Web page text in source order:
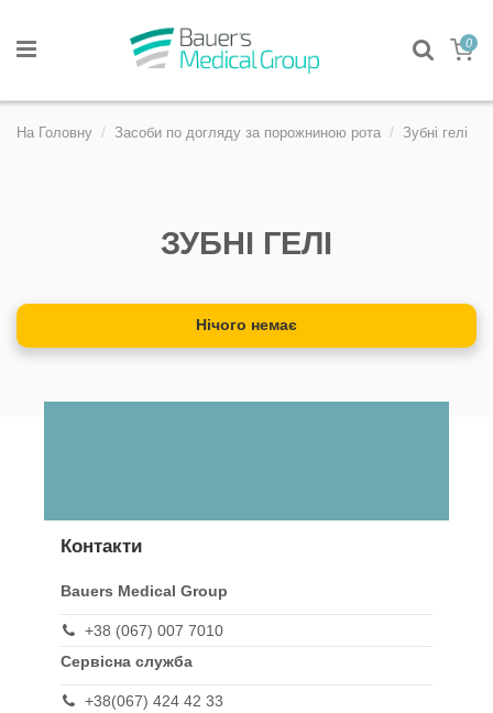
0
На Головну Засоби по догляду за порожниною рота Зубні гелі
ЗУБНІ ГЕЛІ
Нічого немає
Контакти
Bauers Medical Group
+38 (067) 007 7010
Сервісна служба
+38(067) 424 42 33